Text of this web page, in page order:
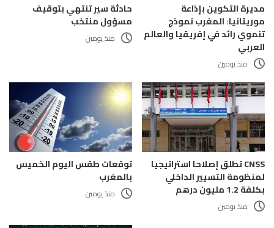
مديرة التكوين بإذاعة
موريتانيا: المغرب نموذج
تنموي رائد في إفريقيا والعالم
العربي
منذ يومين
حادثة سير تنتهي بتوقيف
مسؤول منتخب
منذ يومين
CNSS تطلق إصلاحا استراتيجيا
لمنظومة التسيير الداخلي
بكلفة 1.2 مليون درهم
منذ يومين
توقعات طقس اليوم الخميس
بالمغرب
منذ يومين